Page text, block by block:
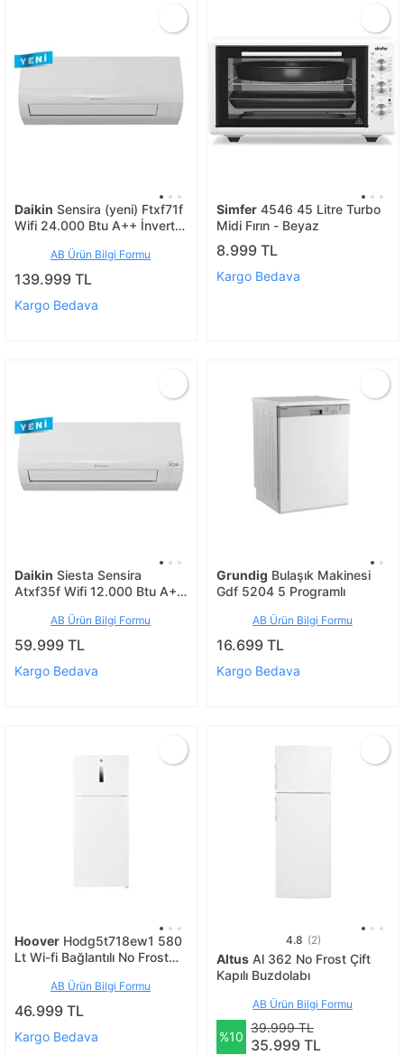
Daikin Sensira (yeni) Ftxf71f
Wifi 24.000 Btu A++ İnverter
AB Ürün Bilgi Formu
139.999 TL
Kargo Bedava
Simfer 4546 45 Litre Turbo
Midi Fırın - Beyaz
8.999 TL
Kargo Bedava
Daikin Siesta Sensira
Atxf35f Wifi 12.000 Btu A++
AB Ürün Bilgi Formu
59.999 TL
Kargo Bedava
Grundig Bulaşık Makinesi
Gdf 5204 5 Programlı
AB Ürün Bilgi Formu
16.699 TL
Kargo Bedava
Hoover Hodg5t718ew1 580
Lt Wi-fi Bağlantılı No Frost
AB Ürün Bilgi Formu
46.999 TL
Kargo Bedava
4.8 (2)
Altus Al 362 No Frost Çift
Kapılı Buzdolabı
AB Ürün Bilgi Formu
%10
39.999 TL
35.999 TL